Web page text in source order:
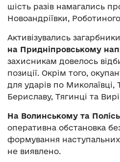
шість разів намагались
Новоандріївки,
Активізувались загарбники
на Придніпровському
захисникам довелось
позиції. Окрім того,
для ударів по
Бериславу, Тягинці та
На Волинському та
оперативна обстановка
формування
не виявлено.